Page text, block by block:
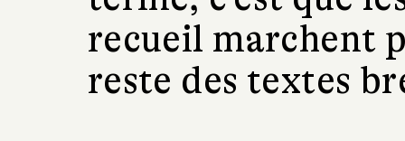
recueil marchent
reste des textes